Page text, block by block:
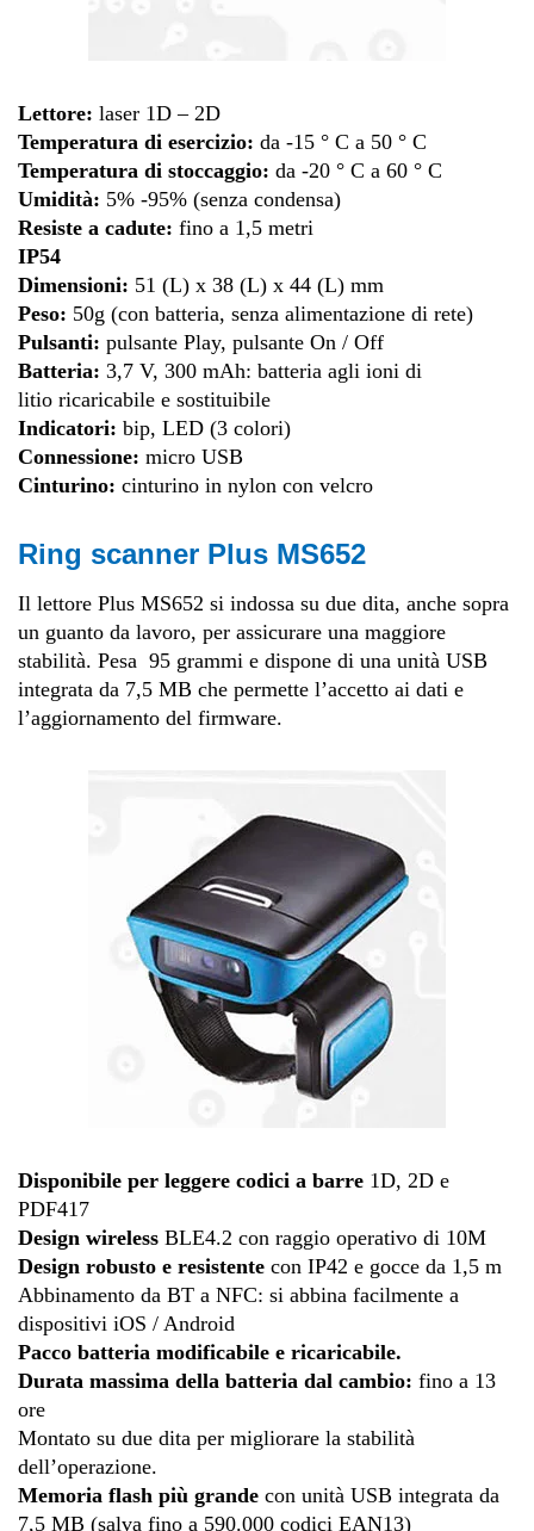
Lettore: laser 1D – 2D
Temperatura di esercizio: da -15 ° C a 50 ° C
Temperatura di stoccaggio: da -20 ° C a 60 ° C
Umidità: 5% -95% (senza condensa)
Resiste a cadute: fino a 1,5 metri
IP54
Dimensioni: 51 (L) x 38 (L) x 44 (L) mm
Peso: 50g (con batteria, senza alimentazione di rete)
Pulsanti: pulsante Play, pulsante On / Off
Batteria: 3,7 V, 300 mAh: batteria agli ioni di
litio ricaricabile e sostituibile
Indicatori: bip, LED (3 colori)
Connessione: micro USB
Cinturino: cinturino in nylon con velcro
Ring scanner Plus MS652
Il lettore Plus MS652 si indossa su due dita, anche sopra
un guanto da lavoro, per assicurare una maggiore
stabilità. Pesa 95 grammi e dispone di una unità USB
integrata da 7,5 MB che permette l’accetto ai dati e
l’aggiornamento del firmware.
Disponibile per leggere codici a barre 1D, 2D e
PDF417
Design wireless BLE4.2 con raggio operativo di 10M
Design robusto e resistente con IP42 e gocce da 1,5 m
Abbinamento da BT a NFC: si abbina facilmente a
dispositivi iOS / Android
Pacco batteria modificabile e ricaricabile.
Durata massima della batteria dal cambio: fino a 13
ore
Montato su due dita per migliorare la stabilità
dell’operazione.
Memoria flash più grande con unità USB integrata da
7,5 MB (salva fino a 590.000 codici EAN13)